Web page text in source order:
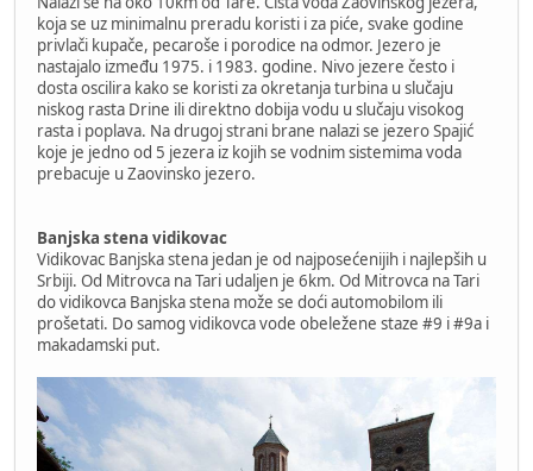
koja se uz minimalnu preradu koristi i za piće, svake godine
privlači kupače, pecaroše i porodice na odmor. Jezero je
nastajalo između 1975. i 1983. godine. Nivo jezere često i
dosta oscilira kako se koristi za okretanja turbina u slučaju
niskog rasta Drine ili direktno dobija vodu u slučaju visokog
rasta i poplava. Na drugoj strani brane nalazi se jezero Spajić
koje je jedno od 5 jezera iz kojih se vodnim sistemima voda
prebacuje u Zaovinsko jezero.
Banjska stena vidikovac
Vidikovac Banjska stena jedan je od najposećenijih i najlepših u
Srbiji. Od Mitrovca na Tari udaljen je 6km. Od Mitrovca na Tari
do vidikovca Banjska stena može se doći automobilom ili
prošetati. Do samog vidikovca vode obeležene staze #9 i #9a i
makadamski put.